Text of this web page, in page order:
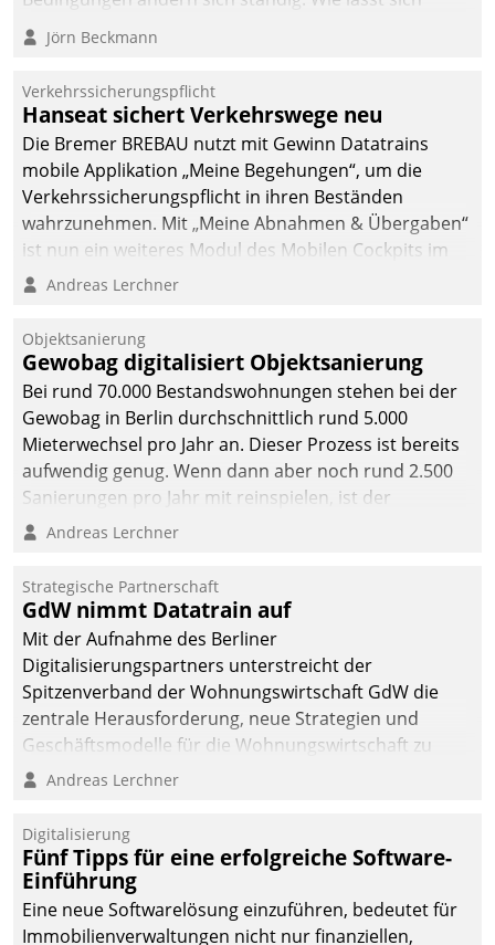
technisch die Kontrolle wahren und zugleich Freiraum
fürs Wachsen öffnen?
Jörn Beckmann
Verkehrssicherungspflicht
Hanseat sichert Verkehrswege neu
Die Bremer BREBAU nutzt mit Gewinn Datatrains
mobile Applikation „Meine Begehungen“, um die
Verkehrssicherungspflicht in ihren Beständen
wahrzunehmen. Mit „Meine Abnahmen & Übergaben“
ist nun ein weiteres Modul des Mobilen Cockpits im
Einsatz.
Andreas Lerchner
Objektsanierung
Gewobag digitalisiert Objektsanierung
Bei rund 70.000 Bestandswohnungen stehen bei der
Gewobag in Berlin durchschnittlich rund 5.000
Mieterwechsel pro Jahr an. Dieser Prozess ist bereits
aufwendig genug. Wenn dann aber noch rund 2.500
Sanierungen pro Jahr mit reinspielen, ist der
Betreuungs- und Organisationsaufwand immens. Im
kommunale Wohnungsbauunternehmen daher
gemeinsam mit der Berliner Datatrain GmbH den
Teilprozess der Objektsanierung digitalisiert.
Andreas Lerchner
Strategische Partnerschaft
GdW nimmt Datatrain auf
Mit der Aufnahme des Berliner
Digitalisierungspartners unterstreicht der
Spitzenverband der Wohnungswirtschaft GdW die
zentrale Herausforderung, neue Strategien und
Geschäftsmodelle für die Wohnungswirtschaft zu
entwickeln.
Andreas Lerchner
Digitalisierung
Fünf Tipps für eine erfolgreiche Software-
Einführung
Eine neue Softwarelösung einzuführen, bedeutet für
Immobilienverwaltungen nicht nur finanziellen,